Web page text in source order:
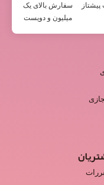
سفارش بالای یک
میلیون و دویست